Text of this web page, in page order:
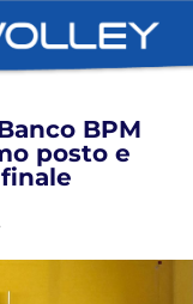
BPM
posto e